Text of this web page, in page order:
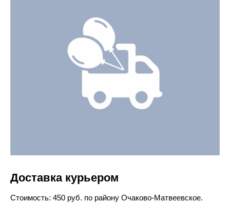
Доставка курьером
Cтоимость: 450 руб. по району Очаково-Матвеевское.